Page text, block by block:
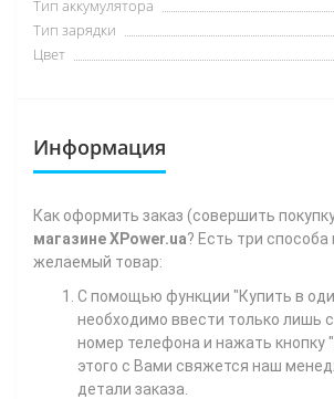
Тип аккумулятора
Тип зарядки
Цвет
Информация
Как оформить заказ (совершить
магазине XPower.ua? Есть три способа
желаемый товар:
С помощью функции "Купить в
необходимо ввести только лишь
номер телефона и нажать кнопку
этого с Вами свяжется наш
детали заказа.